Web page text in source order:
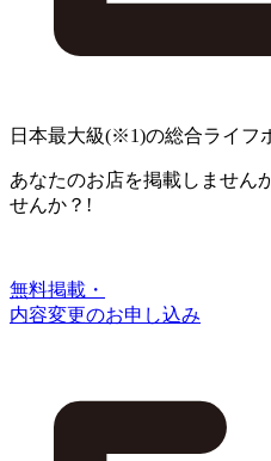
日本最大級(※1)の総合ライフ
あなたのお店を掲載しません
せんか？!
無料掲載・
内容変更のお申し込み